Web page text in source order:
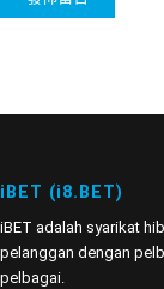
iBET (i8.BET)
iBET adalah syarikat
pelanggan dengan
pelbagai.